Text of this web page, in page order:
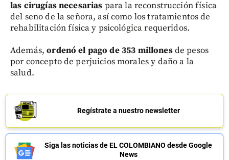
las cirugías necesarias para la reconstrucción física
del seno de la señora, así como los tratamientos de
rehabilitación física y psicológica requeridos.
Además,ordenó el pago de 353 millonesde pesos
por concepto de perjuicios morales y daño a la
salud.
Regístrate a nuestro newsletter
Siga las noticias de EL COLOMBIANO desde Google
News